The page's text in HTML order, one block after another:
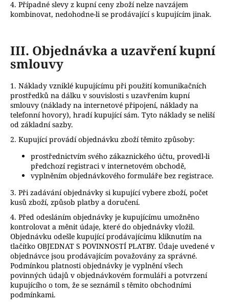
4. Případné slevy z kupní ceny zboží nelze navzájem
kombinovat, nedohodne-li se prodávající s kupujícím jinak.
III. Objednávka a uzavření kupní
smlouvy
1. Náklady vzniklé kupujícímu při použití komunikačních
prostředků na dálku v souvislosti s uzavřením kupní
smlouvy (náklady na internetové připojení, náklady na
telefonní hovory), hradí kupující sám. Tyto náklady se neliší
od základní sazby.
2. Kupující provádí objednávku zboží těmito způsoby:
prostřednictvím svého zákaznického účtu, provedl-li
předchozí registraci v internetovém obchodě,
vyplněním objednávkového formuláře bez registrace.
3. Při zadávání objednávky si kupující vybere zboží, počet
kusů zboží, způsob platby a doručení.
4. Před odesláním objednávky je kupujícímu umožněno
kontrolovat a měnit údaje, které do objednávky vložil.
Objednávku odešle kupující prodávajícímu kliknutím na
tlačítko OBJEDNAT S POVINNOSTÍ PLATBY. Údaje uvedené v
objednávce jsou prodávajícím považovány za správné.
Podmínkou platnosti objednávky je vyplnění všech
povinných údajů v objednávkovém formuláři a potvrzení
kupujícího o tom, že se seznámil s těmito obchodními
podmínkami.